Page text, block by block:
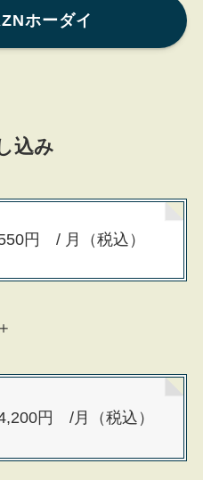
ホーダイ
込み
円 / 月（税込）
＋
円 /月（税込）